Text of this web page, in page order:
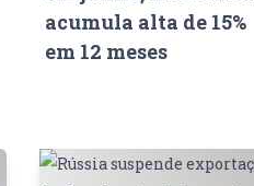
acumula alta de 15%
em 12 meses